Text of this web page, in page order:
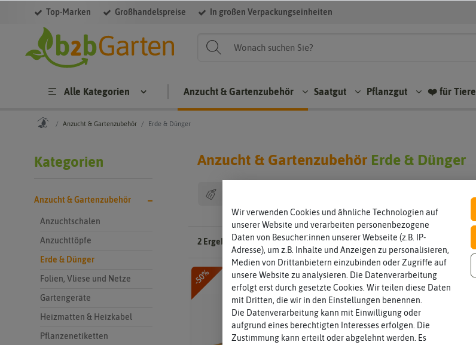
Top-Marken Großhandelspreise In großen Verpackungseinheiten
Alle Kategorien Anzucht & Gartenzubehör Saatgut Pflanzgut ❤️ für Tiere
Anzucht & Gartenzubehör Erde & Dünger
Kategorien
Anzucht & Gartenzubehör
Anzuchtschalen
Anzuchttöpfe
Erde & Dünger
Folien, Vliese und Netze
Gartengeräte
Heizmatten & Heizkabel
Pflanzenetiketten
Anzucht & Gartenzubehör Erde & Dünger
2 ErgebnisseGefunden in Erde & Dünger
-50% -50%
Filter
Wir verwenden Cookies und ähnliche Technologien auf
unserer Website und verarbeiten personenbezogene
Daten von Besucher:innen unserer Webseite (z.B. IP-
Adresse), um z.B. Inhalte und Anzeigen zu personalisieren,
Medien von Drittanbietern einzubinden oder Zugriffe auf
unsere Website zu analysieren. Die Datenverarbeitung
erfolgt erst durch gesetzte Cookies. Wir teilen diese Daten
mit Dritten, die wir in den Einstellungen benennen.
Die Datenverarbeitung kann mit Einwilligung oder
aufgrund eines berechtigten Interesses erfolgen. Die
Zustimmung kann erteilt oder abgelehnt werden. Es